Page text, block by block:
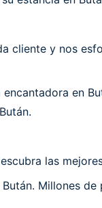
cliente y nos
en
las
Millones